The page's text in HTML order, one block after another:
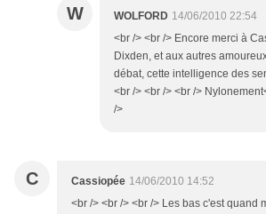
W WOLFORD 14/06/2010 22:54
<br /> <br /> Encore merci à
Dixden, et aux autres
débat, cette intelligence des
<br /> <br /> <br />
/>
C Cassiopée 14/06/2010 14:52
<br /> <br /> <br /> Les bas c'est quand